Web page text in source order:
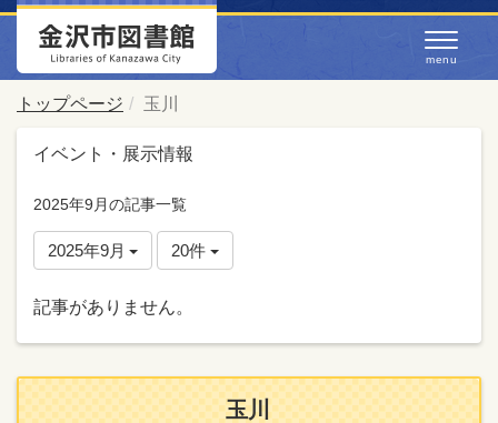
トップページ 玉川
イベント・展示情報
2025年9月の記事一覧
2025年9月 20件
記事がありません。
玉川